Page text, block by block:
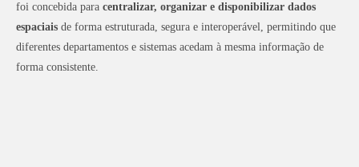
foi concebida para centralizar, organizar e disponibilizar dados
espaciais de forma estruturada, segura e interoperável, permitindo que
diferentes departamentos e sistemas acedam à mesma informação de
forma consistente.